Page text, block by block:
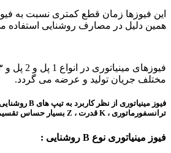
این فیوزها زمان قطع کمتری نسبت به
همین دلیل در مصارف روشنایی استفاده
مختلف جریان تولید و عرضه می گردد.
ترانسفورماتوری ، K قدرت ، Z بسیار حساس تقسیم بندی می گردد:
فیوز مینیاتوری نوع B روشنایی :